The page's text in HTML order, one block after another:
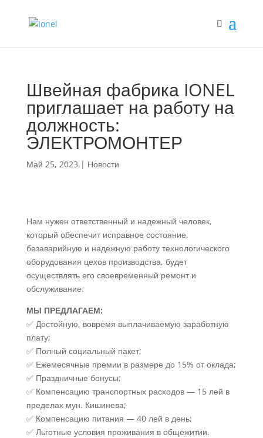
Швейная фабрика IONEL
приглашает на работу на
должность:
ЭЛЕКТРОМОНТЕР
Май 25, 2023 | Новости
Нам нужен ответственный и надежный человек,
который обеспечит исправное состояние,
безаварийную и надежную работу технологического
оборудования цехов производства, будет
осуществлять его своевременный ремонт и
обслуживание.
МЫ ПРЕДЛАГАЕМ:
✅ Достойную, вовремя выплачиваемую заработную
плату;
✅ Полный социальный пакет;
✅ Ежемесячные премии в размере до 15% от оклада;
✅ Праздничные бонусы;
✅ Компенсацию транспортных расходов — 15 лей в
пределах мун. Кишинева;
✅ Компенсацию питания — 40 лей в день;
✅ Льготные условия проживания в общежитии.